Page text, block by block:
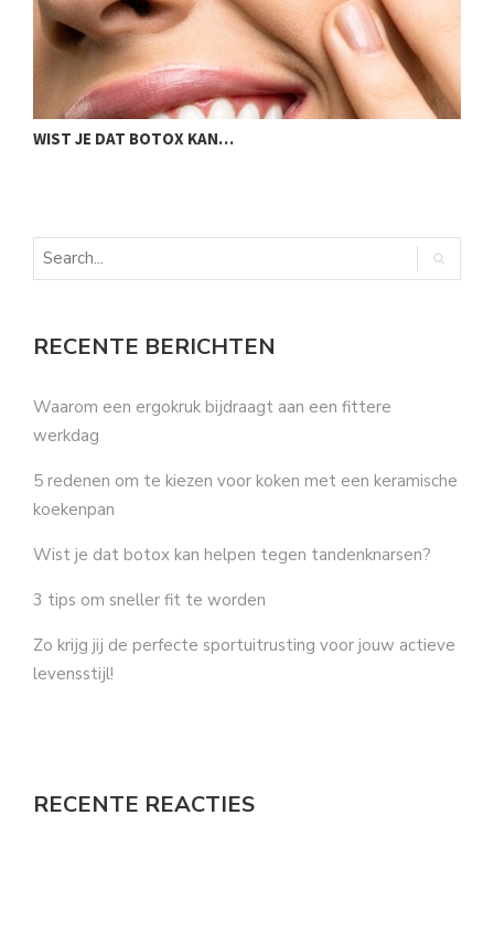
WIST JE DAT BOTOX KAN…
RECENTE BERICHTEN
Waarom een ergokruk bijdraagt aan een fittere
werkdag
5 redenen om te kiezen voor koken met een keramische
koekenpan
Wist je dat botox kan helpen tegen tandenknarsen?
3 tips om sneller fit te worden
Zo krijg jij de perfecte sportuitrusting voor jouw actieve
levensstijl!
RECENTE REACTIES